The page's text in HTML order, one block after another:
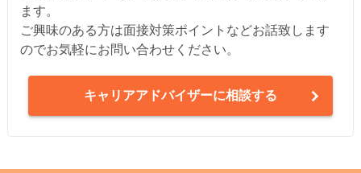
ます。
ご興味のある方は面接対策ポイントなどお話致します
のでお気軽にお問い合わせください。
キャリアアドバイザーに相談する